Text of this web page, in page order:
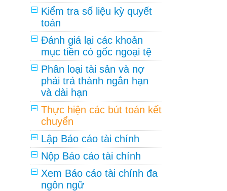
Kiểm tra số liệu kỳ quyết
toán
Đánh giá lại các khoản
mục tiền có gốc ngoại tệ
Phân loại tài sản và nợ
phải trả thành ngắn hạn
và dài hạn
Thực hiện các bút toán kết
chuyển
Lập Báo cáo tài chính
Nộp Báo cáo tài chính
Xem Báo cáo tài chính đa
ngôn ngữ